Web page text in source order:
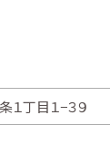
丁目１−３９